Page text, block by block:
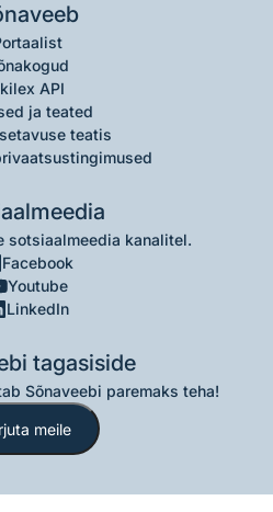
API
ja teated
teatis
sotsiaalmeedia kanalitel.
Facebook
Youtube
LinkedIn
tagasiside
Sõnaveebi paremaks teha!
meile